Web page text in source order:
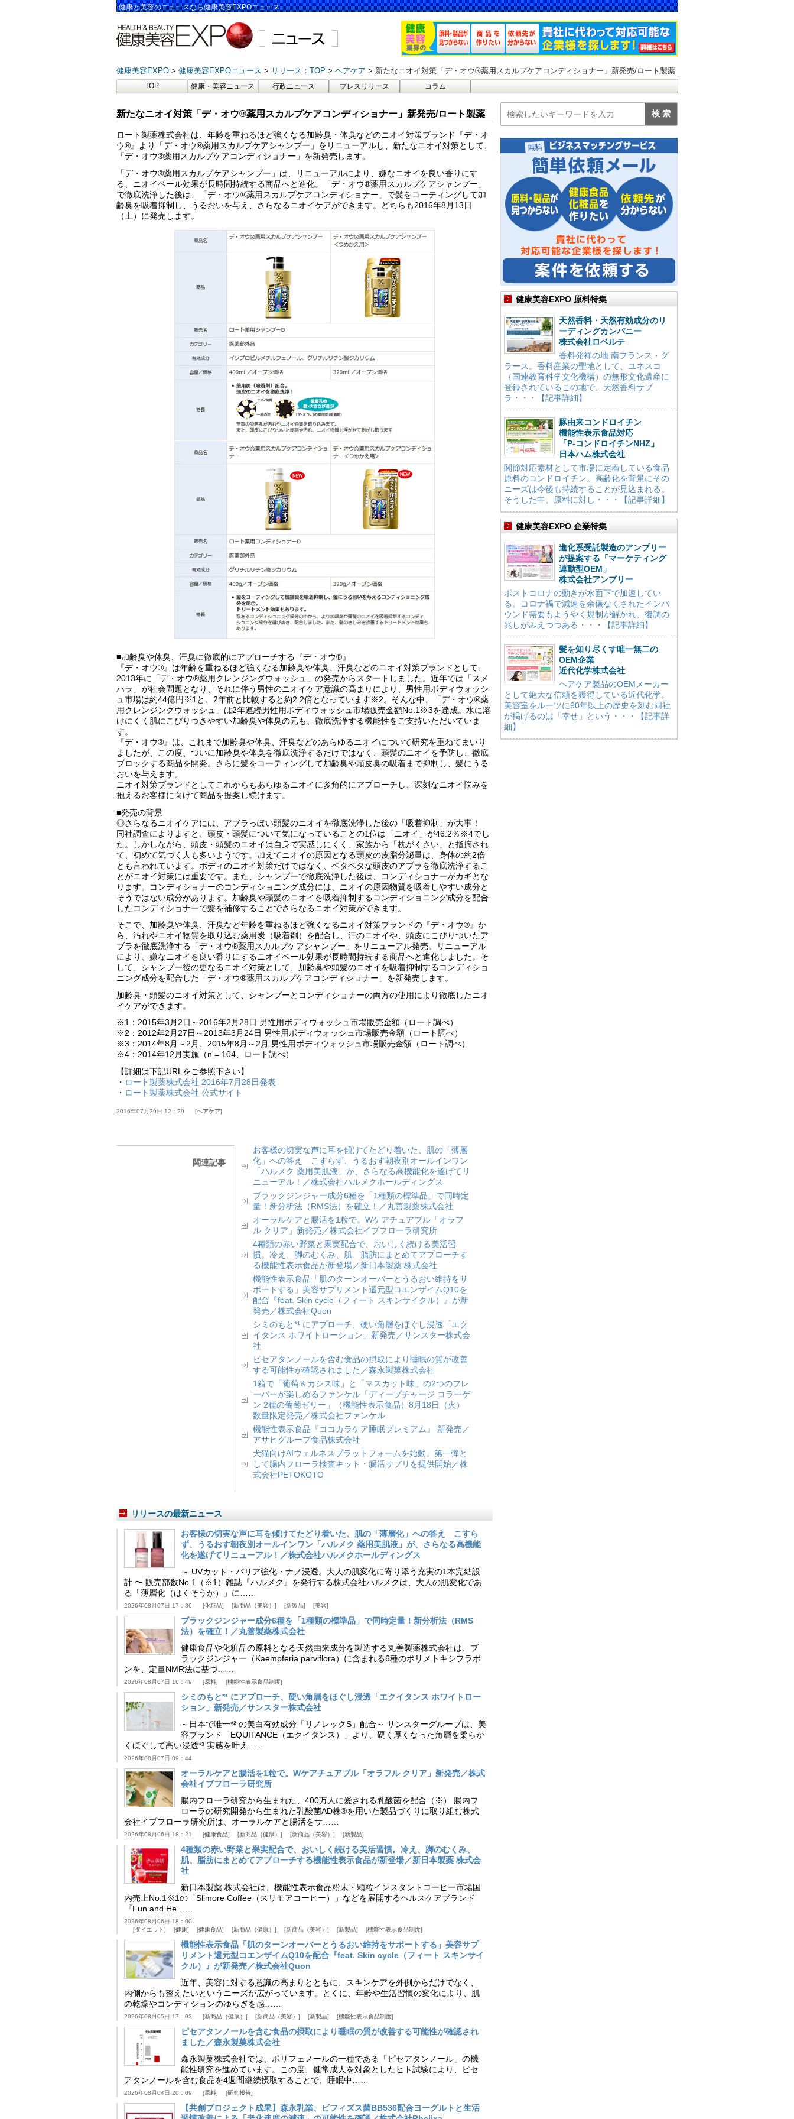
健康と美容のニュースなら健康美容EXPOニュース
健康美容EXPO 健康美容EXPOニュース リリース：TOP ヘアケア 新たなニオイ対策「デ・オウ®薬用スカルプケアコンディショナー」新発売/ロート製薬
TOP 健康・美容ニュース 行政ニュース プレスリリース コラム
新たなニオイ対策「デ・オウ®薬用スカルプケアコンディショナー」新発売/ロート製薬
ロート製薬株式会社は、年齢を重ねるほど強くなる加齢臭・体臭などのニオイ対策ブランド『デ・オ
ウ®』より「デ・オウ®薬用スカルプケアシャンプー」をリニューアルし、新たなニオイ対策として、
「デ・オウ®薬用スカルプケアコンディショナー」を新発売します。
「デ・オウ®薬用スカルプケアシャンプー」は、リニューアルにより、嫌なニオイを良い香りにす
る、ニオイベール効果が長時間持続する商品へと進化。「デ・オウ®薬用スカルプケアシャンプー」
で徹底洗浄した後は、「デ・オウ®薬用スカルプケアコンディショナー」で髪をコーティングして加
齢臭を吸着抑制し、うるおいを与え、さらなるニオイケアができます。どちらも2016年8月13日
（土）に発売します。
■加齢臭や体臭、汗臭に徹底的にアプローチする『デ・オウ®』
『デ・オウ®』は年齢を重ねるほど強くなる加齢臭や体臭、汗臭などのニオイ対策ブランドとして、
2013年に「デ・オウ®薬用クレンジングウォッシュ」の発売からスタートしました。近年では「スメ
ハラ」が社会問題となり、それに伴う男性のニオイケア意識の高まりにより、男性用ボディウォッシ
ュ市場は約44億円※1と、2年前と比較すると約2.2倍となっています※2。そんな中、「デ・オウ®薬
用クレンジングウォッシュ」は2年連続男性用ボディウォッシュ市場販売金額No.1※3を達成。水に溶
けにくく肌にこびりつきやすい加齢臭や体臭の元も、徹底洗浄する機能性をご支持いただいていま
す。
『デ・オウ®』は、これまで加齢臭や体臭、汗臭などのあらゆるニオイについて研究を重ねてまいり
ましたが、この度、ついに加齢臭や体臭を徹底洗浄するだけではなく、頭髪のニオイを予防し、徹底
ブロックする商品を開発。さらに髪をコーティングして加齢臭や頭皮臭の吸着まで抑制し、髪にうる
おいを与えます。
ニオイ対策ブランドとしてこれからもあらゆるニオイに多角的にアプローチし、深刻なニオイ悩みを
抱えるお客様に向けて商品を提案し続けます。
■発売の背景
◎さらなるニオイケアには、アブラっぽい頭髪のニオイを徹底洗浄した後の「吸着抑制」が大事！
同社調査によりますと、頭皮・頭髪について気になっていることの1位は「ニオイ」が46.2％※4でし
た。しかしながら、頭皮・頭髪のニオイは自身で実感しにくく、家族から「枕がくさい」と指摘され
て、初めて気づく人も多いようです。加えてニオイの原因となる頭皮の皮脂分泌量は、身体の約2倍
とも言われています。ボディのニオイ対策だけではなく、ベタベタな頭皮のアブラを徹底洗浄するこ
とがニオイ対策には重要です。また、シャンプーで徹底洗浄した後は、コンディショナーがカギとな
ります。コンディショナーのコンディショニング成分には、ニオイの原因物質を吸着しやすい成分と
そうではない成分があります。加齢臭や頭髪のニオイを吸着抑制するコンディショニング成分を配合
したコンディショナーで髪を補修することでさらなるニオイ対策ができます。
そこで、加齢臭や体臭、汗臭など年齢を重ねるほど強くなるニオイ対策ブランドの『デ・オウ®』か
ら、汚れやニオイ物質を取り込む薬用炭（吸着剤）を配合し、汗のニオイや、頭皮にこびりついたア
ブラを徹底洗浄する「デ・オウ®薬用スカルプケアシャンプー」をリニューアル発売。リニューアル
により、嫌なニオイを良い香りにするニオイベール効果が長時間持続する商品へと進化しました。そ
して、シャンプー後の更なるニオイ対策として、加齢臭や頭髪のニオイを吸着抑制するコンディショ
ニング成分を配合した「デ・オウ®薬用スカルプケアコンディショナー」を新発売します。
加齢臭・頭髪のニオイ対策として、シャンプーとコンディショナーの両方の使用により徹底したニオ
イケアができます。
※1：2015年3月2日～2016年2月28日 男性用ボディウォッシュ市場販売金額（ロート調べ）
※2：2012年2月27日～2013年3月24日 男性用ボディウォッシュ市場販売金額（ロート調べ）
※3：2014年8月～2月、2015年8月～2月 男性用ボディウォッシュ市場販売金額（ロート調べ）
※4：2014年12月実施（n = 104、ロート調べ）
【詳細は下記URLをご参照下さい】
・ ロート製薬株式会社 2016年7月28日発表
・ ロート製薬株式会社 公式サイト
2016年07月29日 12：29 ヘアケア
関連記事
お客様の切実な声に耳を傾けてたどり着いた、肌の「薄層
化」への答え こすらず、うるおす朝夜別オールインワン
「ハルメク 薬用美肌液」が、さらなる高機能化を遂げてリ
ニューアル！／株式会社ハルメクホールディングス
ブラックジンジャー成分6種を「1種類の標準品」で同時定
量！新分析法（RMS法）を確立！／丸善製薬株式会社
オーラルケアと腸活を1粒で。Wケアチュアブル「オラフ
ル クリア」新発売／株式会社イブフローラ研究所
4種類の赤い野菜と果実配合で、おいしく続ける美活習
慣。冷え、脚のむくみ、肌、脂肪にまとめてアプローチす
る機能性表示食品が新登場／新日本製薬 株式会社
機能性表示食品「肌のターンオーバーとうるおい維持をサ
ポートする」美容サプリメント還元型コエンザイムQ10を
配合『feat. Skin cycle（フィート スキンサイクル）』が新
発売／株式会社Quon
シミのもと*¹ にアプローチ、硬い角層をほぐし浸透「エク
イタンス ホワイトローション」新発売／サンスター株式会
社
ピセアタンノールを含む食品の摂取により睡眠の質が改善
する可能性が確認されました／森永製菓株式会社
1箱で「葡萄＆カシス味」と「マスカット味」の2つのフレ
ーバーが楽しめるファンケル「ディープチャージ コラーゲ
ン 2種の葡萄ゼリー」（機能性表示食品）8月18日（火）
数量限定発売／株式会社ファンケル
機能性表示食品『ココカラケア睡眠プレミアム』 新発売／
アサヒグループ食品株式会社
犬猫向けAIウェルネスプラットフォームを始動。第一弾と
して腸内フローラ検査キット・腸活サプリを提供開始／株
式会社PETOKOTO
リリースの最新ニュース
お客様の切実な声に耳を傾けてたどり着いた、肌の「薄層化」への答え こすら
ず、うるおす朝夜別オールインワン「ハルメク 薬用美肌液」が、さらなる高機能
化を遂げてリニューアル！／株式会社ハルメクホールディングス
～ UVカット・バリア強化・ナノ浸透。大人の肌変化に寄り添う充実の1本完結設
計 〜 販売部数No.1（※1）雑誌『ハルメク』を発行する株式会社ハルメクは、大人の肌変化であ
る「薄層化（はくそうか）」に……
2026年08月07日 17：36 化粧品 新商品（美容） 新製品 美容
ブラックジンジャー成分6種を「1種類の標準品」で同時定量！新分析法（RMS
法）を確立！／丸善製薬株式会社
健康食品や化粧品の原料となる天然由来成分を製造する丸善製薬株式会社は、ブ
ラックジンジャー（Kaempferia parviflora）に含まれる6種のポリメトキシフラボ
ンを、定量NMR法に基づ……
2026年08月07日 16：49 原料 機能性表示食品制度
シミのもと*¹ にアプローチ、硬い角層をほぐし浸透「エクイタンス ホワイトロー
ション」新発売／サンスター株式会社
～日本で唯一*² の美白有効成分「リノレックS」配合～ サンスターグループは、美
容ブランド「EQUITANCE（エクイタンス）」より、硬く厚くなった角層を柔らか
くほぐして高い浸透*³ 実感を叶え……
2026年08月07日 09：44
オーラルケアと腸活を1粒で。Wケアチュアブル「オラフル クリア」新発売／株式
会社イブフローラ研究所
腸内フローラ研究から生まれた、400万人に愛される乳酸菌を配合（※） 腸内フ
ローラの研究開発から生まれた乳酸菌AD株®を用いた製品づくりに取り組む株式
会社イブフローラ研究所は、オーラルケアと腸活をサ……
2026年08月06日 18：21 健康食品 新商品（健康） 新商品（美容） 新製品
4種類の赤い野菜と果実配合で、おいしく続ける美活習慣。冷え、脚のむくみ、
肌、脂肪にまとめてアプローチする機能性表示食品が新登場／新日本製薬 株式会
社
新日本製薬 株式会社は、機能性表示食品粉末・顆粒インスタントコーヒー市場国
内売上No.1※1の「Slimore Coffee（スリモアコーヒー）」などを展開するヘルスケアブランド
『Fun and He……
2026年08月06日 18：00
ダイエット
健康 健康食品 新商品（健康） 新商品（美容） 新製品 機能性表示食品制度
機能性表示食品「肌のターンオーバーとうるおい維持をサポートする」美容サプ
リメント還元型コエンザイムQ10を配合『feat. Skin cycle（フィート スキンサイ
クル）』が新発売／株式会社Quon
近年、美容に対する意識の高まりとともに、スキンケアを外側からだけでなく、
内側からも整えたいというニーズが広がっています。とくに、年齢や生活習慣の変化により、肌
の乾燥やコンディションのゆらぎを感……
2026年08月05日 17：03 新商品（健康） 新商品（美容） 新製品 機能性表示食品制度
ピセアタンノールを含む食品の摂取により睡眠の質が改善する可能性が確認され
ました／森永製菓株式会社
森永製菓株式会社では、ポリフェノールの一種である「ピセアタンノール」の機
能性研究を進めています。この度、健常成人を対象としたヒト試験により、ピセ
アタンノールを含む食品を4週間継続摂取することで、睡眠中……
2026年08月04日 20：09 原料 研究報告
【共創プロジェクト成果】森永乳業、ビフィズス菌BB536配合ヨーグルトと生活
健康美容EXPO 原料特集
天然香料・天然有効成分のリ
ーディングカンパニー
株式会社ロベルテ
香料発祥の地 南フランス・グ
ラース。香料産業の聖地として、ユネスコ
（国連教育科学文化機構）の無形文化遺産に
登録されているこの地で、天然香料サプ
ラ・・・【記事詳細】
豚由来コンドロイチン
機能性表示食品対応
「P-コンドロイチンNHZ」
日本ハム株式会社
関節対応素材として市場に定着している食品
原料のコンドロイチン。高齢化を背景にその
ニーズは今後も持続することが見込まれる。
そうした中、原料に対し・・・【記事詳細】
健康美容EXPO 企業特集
進化系受託製造のアンプリー
が提案する「マーケティング
連動型OEM」
株式会社アンプリー
ポストコロナの動きが水面下で加速してい
る。コロナ禍で減速を余儀なくされたインバ
ウンド需要もようやく規制が解かれ、復調の
兆しがみえつつある・・・【記事詳細】
髪を知り尽くす唯一無二の
OEM企業
近代化学株式会社
ヘアケア製品のOEMメーカー
として絶大な信頼を獲得している近代化学。
美容室をルーツに90年以上の歴史を刻む同社
が掲げるのは「幸せ」という・・・【記事詳
細】